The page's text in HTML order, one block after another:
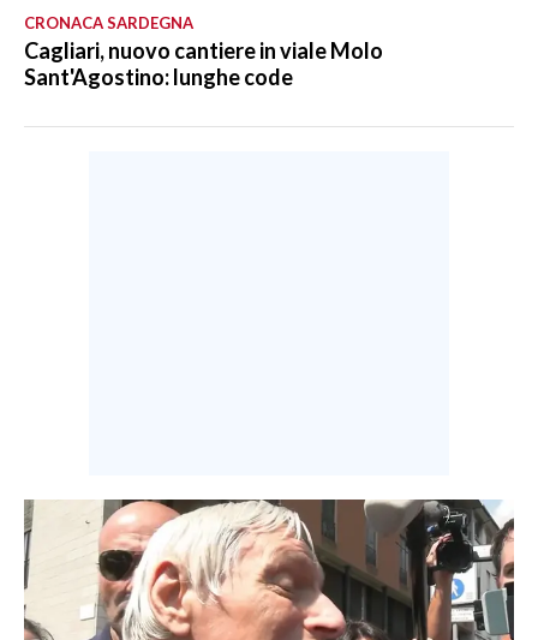
CRONACA SARDEGNA
Cagliari, nuovo cantiere in viale Molo
Sant'Agostino: lunghe code